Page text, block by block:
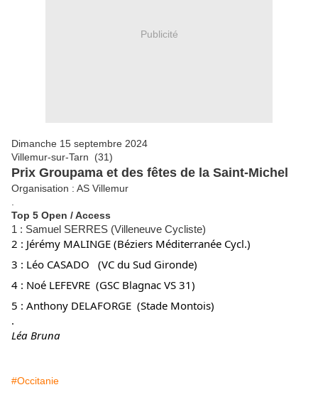
Publicité
Dimanche 15 septembre 2024
Villemur-sur-Tarn (31)
Prix Groupama et des fêtes de la Saint-Michel
Organisation : AS Villemur
Top 5 Open / Access
1 : Samuel SERRES (Villeneuve Cycliste)
2 : Jérémy MALINGE (Béziers Méditerranée Cycl.)
3 : Léo CASADO (VC du Sud Gironde)
4 : Noé LEFEVRE (GSC Blagnac VS 31)
5 : Anthony DELAFORGE (Stade Montois)
.
Léa Bruna
#Occitanie